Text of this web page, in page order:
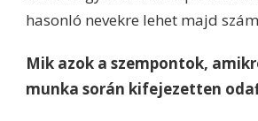
hasonló nevekre lehet majd
Mik azok a szempontok,
munka során kifejezetten